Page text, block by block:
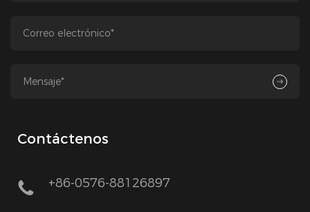
Contáctenos
+86-0576-88126897